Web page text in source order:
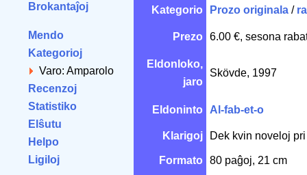
Brokantaĵoj
Mendo
Kategorioj
Varo: Amparolo
Recenzoj
Statistiko
Elŝutu
Helpo
Ligiloj
Kategorio Prozo originala /
Prezo 6.00 €, sesona
Eldonloko,
jaro
Skövde, 1997
Eldoninto Al-fab-et-o
Klarigoj Dek kvin noveloj
Formato 80 paĝoj, 21 cm